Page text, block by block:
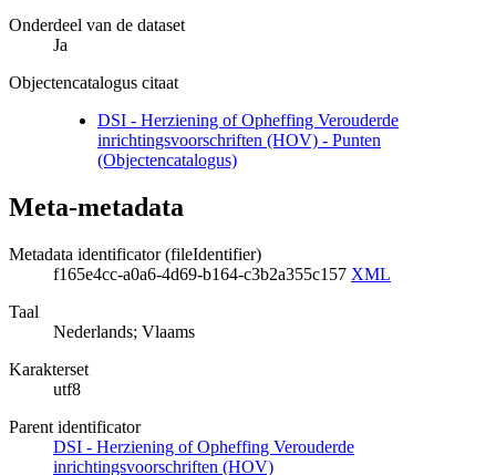
Onderdeel van de dataset
Ja
Objectencatalogus citaat
DSI - Herziening of Opheffing Verouderde
inrichtingsvoorschriften (HOV) - Punten
(Objectencatalogus)
Meta-metadata
Metadata identificator (fileIdentifier)
f165e4cc-a0a6-4d69-b164-c3b2a355c157 XML
Taal
Nederlands; Vlaams
Karakterset
utf8
Parent identificator
DSI - Herziening of Opheffing Verouderde
inrichtingsvoorschriften (HOV)